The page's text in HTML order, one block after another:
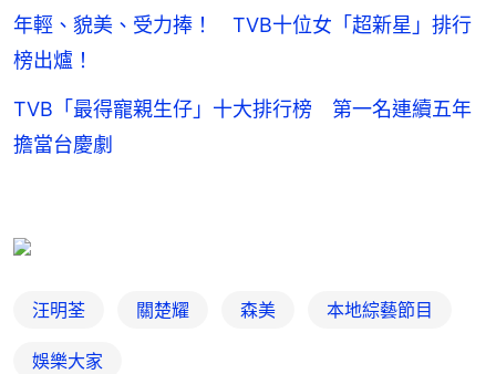
年輕、貌美、受力捧！ TVB十位女「超新星」排行
榜出爐！
TVB「最得寵親生仔」十大排行榜 第一名連續五年
擔當台慶劇
汪明荃 關楚耀 森美 本地綜藝節目
娛樂大家